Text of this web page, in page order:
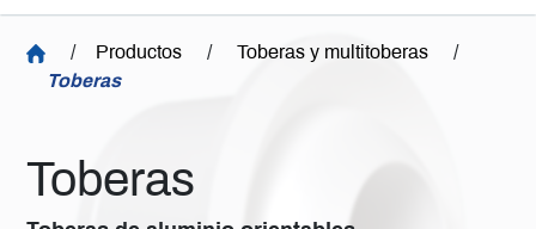
/ Productos / Toberas y multitoberas
/
Toberas
Toberas